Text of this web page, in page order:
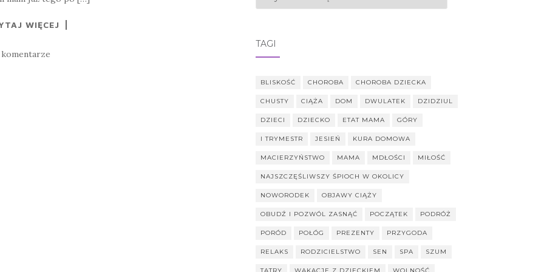
WIĘCEJ
komentarze
TAGI
BLISKOŚĆ CHOROBA CHOROBA DZIECKA
CHUSTY CIĄŻA DOM DWULATEK DZIDZIUL
DZIECI DZIECKO ETAT MAMA GÓRY
I TRYMESTR JESIEŃ KURA DOMOWA
MACIERZYŃSTWO MAMA MDŁOŚCI MIŁOŚĆ
NAJSZCZĘŚLIWSZY ŚPIOCH W OKOLICY
NOWORODEK OBJAWY CIĄŻY
OBUDŹ I POZWÓL ZASNĄĆ POCZĄTEK PODRÓŻ
PORÓD POŁÓG PREZENTY PRZYGODA
RELAKS RODZICIELSTWO SEN SPA SZUM